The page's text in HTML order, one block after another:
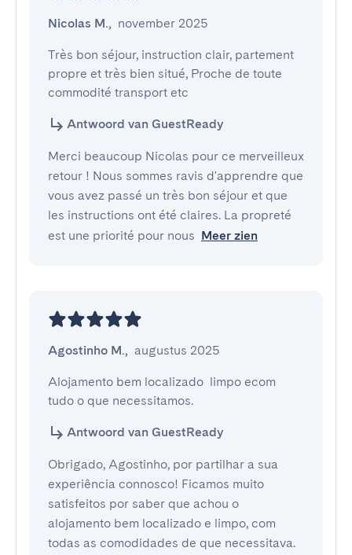
Nicolas M., november 2025
Très bon séjour, instruction clair, partement
propre et très bien situé, Proche de toute
commodité transport etc
Antwoord van GuestReady
Merci beaucoup Nicolas pour ce merveilleux
retour ! Nous sommes ravis d'apprendre que
vous avez passé un très bon séjour et que
les instructions ont été claires. La propreté
est une priorité pour nous Meer zien
Agostinho M., augustus 2025
Alojamento bem localizado  limpo ecom
tudo o que necessitamos.
Antwoord van GuestReady
Obrigado, Agostinho, por partilhar a sua
experiência connosco! Ficamos muito
satisfeitos por saber que achou o
alojamento bem localizado e limpo, com
todas as comodidades de que necessitava.